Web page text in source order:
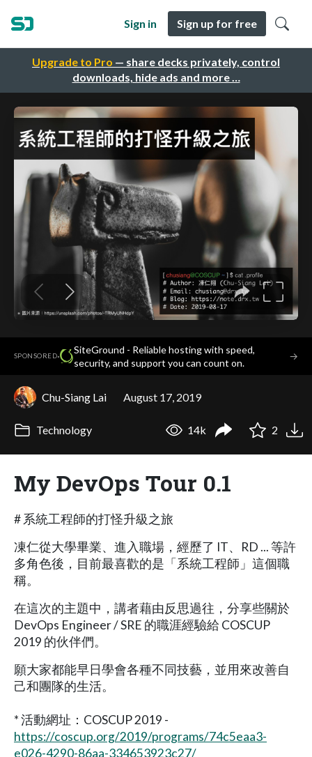
Upgrade to Pro — share decks privately, control
downloads, hide ads and more …
Sign in Sign up for free
SPONSORED·
SiteGround - Reliable hosting with speed,
security, and support you can count on.
→
Chu-Siang Lai August 17, 2019
Technology 14k 2
My DevOps Tour 0.1
# 系統工程師的打怪升級之旅
凍仁從大學畢業、進入職場，經歷了 IT、RD ... 等許
多角色後，目前最喜歡的是「系統工程師」這個職
稱。
在這次的主題中，講者藉由反思過往，分享些關於
DevOps Engineer / SRE 的職涯經驗給 COSCUP
2019 的伙伴們。
願大家都能早日學會各種不同技藝，並用來改善自
己和團隊的生活。
* 活動網址：COSCUP 2019 -
https://coscup.org/2019/programs/74c5eaa3-
e026-4290-86aa-334653923c27/